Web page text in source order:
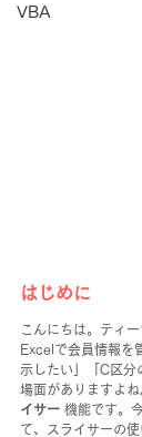
VBA
はじめに
こんにちは。ティ
Excelで会員情報を
示したい」「C区分
場面がありますよ
イサー 機能です。
て、スライサーの